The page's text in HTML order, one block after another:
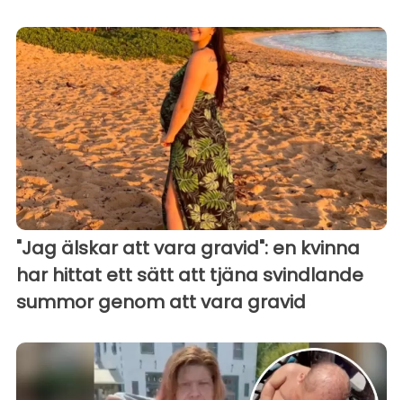
"Jag älskar att vara gravid": en kvinna
har hittat ett sätt att tjäna svindlande
summor genom att vara gravid